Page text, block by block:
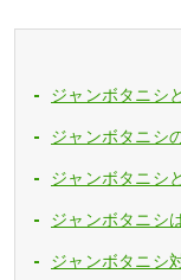
ジャンボタニシ
ジャンボタニシ
ジャンボタニシ
ジャンボタニシ
ジャンボタニシ